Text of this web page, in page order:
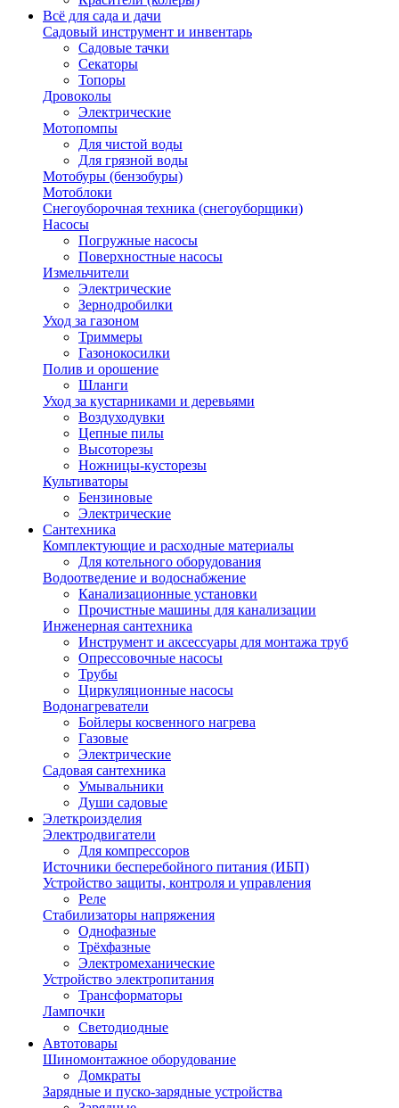
Всё для сада и дачи
Садовый инструмент и инвентарь
Садовые тачки
Секаторы
Топоры
Дровоколы
Электрические
Мотопомпы
Для чистой воды
Для грязной воды
Мотобуры (бензобуры)
Мотоблоки
Снегоуборочная техника (снегоуборщики)
Насосы
Погружные насосы
Поверхностные насосы
Измельчители
Электрические
Зернодробилки
Уход за газоном
Триммеры
Газонокосилки
Полив и орошение
Шланги
Уход за кустарниками и деревьями
Воздуходувки
Цепные пилы
Высоторезы
Ножницы-кусторезы
Культиваторы
Бензиновые
Электрические
Сантехника
Комплектующие и расходные материалы
Для котельного оборудования
Водоотведение и водоснабжение
Канализационные установки
Прочистные машины для канализации
Инженерная сантехника
Инструмент и аксессуары для монтажа труб
Опрессовочные насосы
Трубы
Циркуляционные насосы
Водонагреватели
Бойлеры косвенного нагрева
Газовые
Электрические
Садовая сантехника
Умывальники
Души садовые
Элеткроизделия
Электродвигатели
Для компрессоров
Источники бесперебойного питания (ИБП)
Устройство защиты, контроля и управления
Реле
Стабилизаторы напряжения
Однофазные
Трёхфазные
Электромеханические
Устройство электропитания
Трансформаторы
Лампочки
Светодиодные
Автотовары
Шиномонтажное оборудование
Домкраты
Зарядные и пуско-зарядные устройства